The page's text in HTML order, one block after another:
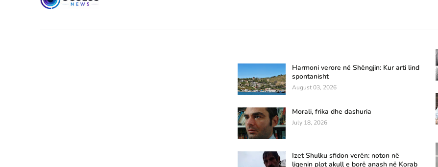
Harmoni verore në Shëngjin: Kur arti lind
spontanisht
August 03, 2026
Morali, frika dhe dashuria
July 18, 2026
Izet Shulku sfidon verën: noton në
liqenin plot akull e borë anash në Korab